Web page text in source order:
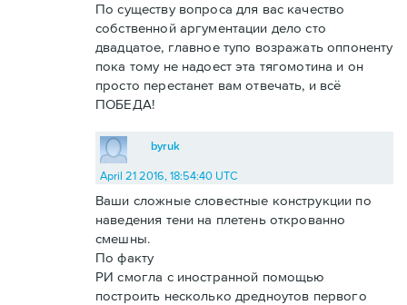
По существу вопроса для вас качество
собственной аргументации дело сто
двадцатое, главное тупо возражать оппоненту
пока тому не надоест эта тягомотина и он
просто перестанет вам отвечать, и всё
ПОБЕДА!
byruk
April 21 2016, 18:54:40 UTC
Ваши сложные словестные конструкции по
наведения тени на плетень открованно
смешны.
По факту
РИ смогла с иностранной помощью
построить несколько дредноутов первого